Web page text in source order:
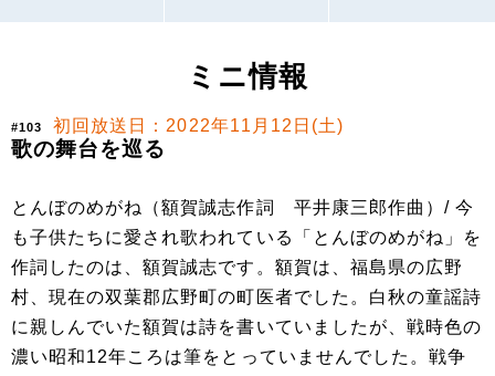
ミニ情報
#103 初回放送日：2022年11月12日(土)
歌の舞台を巡る
とんぼのめがね（額賀誠志作詞 平井康三郎作曲）/ 今
も子供たちに愛され歌われている「とんぼのめがね」を
作詞したのは、額賀誠志です。額賀は、福島県の広野
村、現在の双葉郡広野町の町医者でした。白秋の童謡詩
に親しんでいた額賀は詩を書いていましたが、戦時色の
濃い昭和12年ころは筆をとっていませんでした。戦争